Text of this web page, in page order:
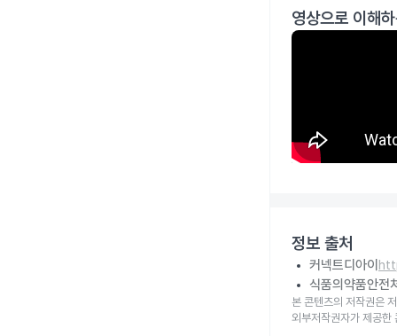
영상으로 이해
정보 출처
커넥트디아이
식품의약품안전
본 콘텐츠의 저작권은
외부저작권자가 제공한